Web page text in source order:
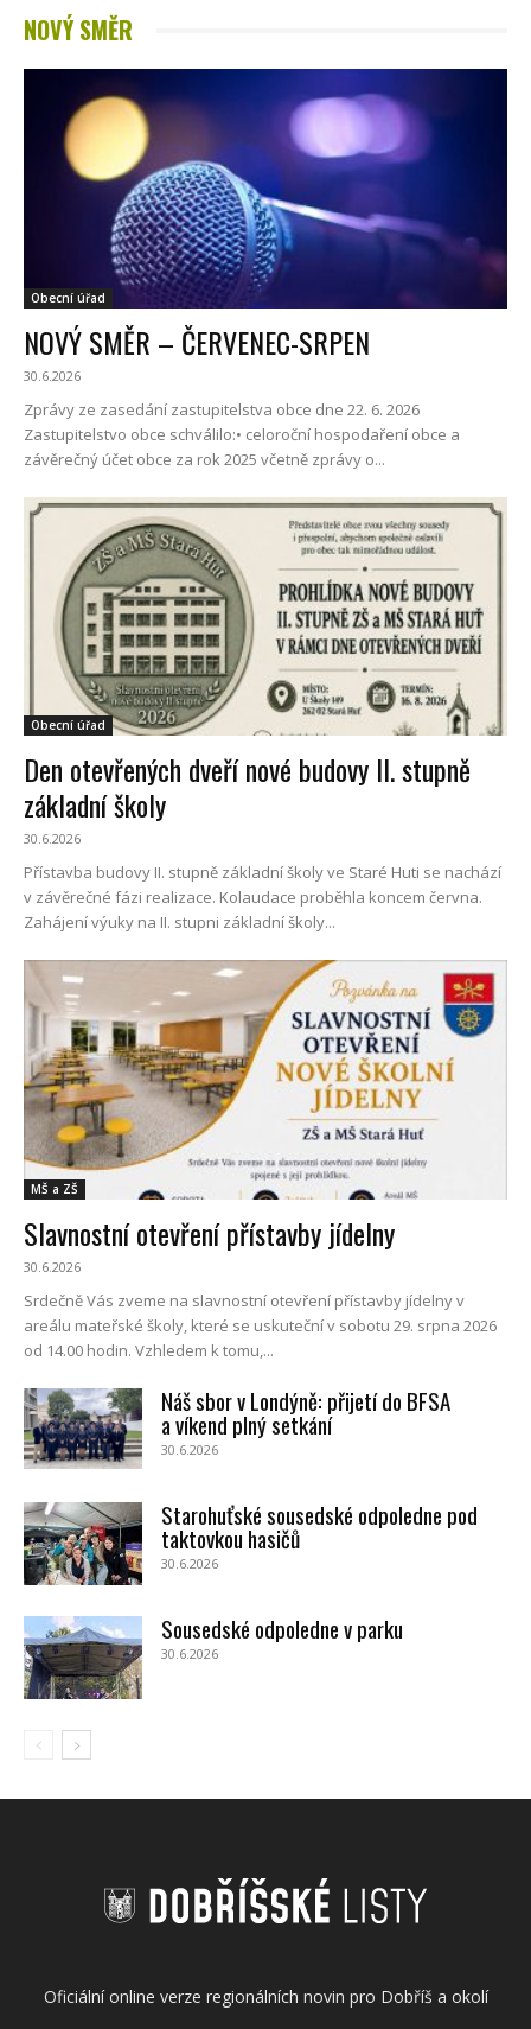
NOVÝ SMĚR
Obecní úřad
NOVÝ SMĚR – ČERVENEC-SRPEN
30.6.2026
Zprávy ze zasedání zastupitelstva obce dne 22. 6. 2026
Zastupitelstvo obce schválilo:• celoroční hospodaření obce a
závěrečný účet obce za rok 2025 včetně zprávy o...
Obecní úřad
Den otevřených dveří nové budovy II. stupně
základní školy
30.6.2026
Přístavba budovy II. stupně základní školy ve Staré Huti se nachází
v závěrečné fázi realizace. Kolaudace proběhla koncem června.
Zahájení výuky na II. stupni základní školy...
MŠ a ZŠ
Slavnostní otevření přístavby jídelny
30.6.2026
Srdečně Vás zveme na slavnostní otevření přístavby jídelny v
areálu mateřské školy, které se uskuteční v sobotu 29. srpna 2026
od 14.00 hodin. Vzhledem k tomu,...
Náš sbor v Londýně: přijetí do BFSA
a víkend plný setkání
30.6.2026
Starohuťské sousedské odpoledne pod
taktovkou hasičů
30.6.2026
Sousedské odpoledne v parku
30.6.2026
Oficiální online verze regionálních novin pro Dobříš a okolí